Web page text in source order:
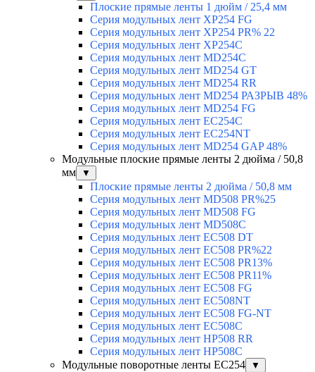
Плоские прямые ленты 1 дюйм / 25,4 мм
Серия модульных лент XP254 FG
Серия модульных лент XP254 PR% 22
Серия модульных лент XP254C
Серия модульных лент MD254C
Серия модульных лент MD254 GT
Серия модульных лент MD254 RR
Серия модульных лент MD254 РАЗРЫВ 48%
Серия модульных лент MD254 FG
Серия модульных лент EC254C
Серия модульных лент EC254NT
Серия модульных лент MD254 GAP 48%
Модульные плоские прямые ленты 2 дюйма / 50,8
мм
▼
Плоские прямые ленты 2 дюйма / 50,8 мм
Серия модульных лент MD508 PR%25
Серия модульных лент MD508 FG
Серия модульных лент MD508C
Серия модульных лент EC508 DT
Серия модульных лент EC508 PR%22
Серия модульных лент EC508 PR13%
Серия модульных лент EC508 PR11%
Серия модульных лент EC508 FG
Серия модульных лент EC508NT
Серия модульных лент EC508 FG-NT
Серия модульных лент EC508C
Серия модульных лент HP508 RR
Серия модульных лент HP508C
Модульные поворотные ленты EC254
▼